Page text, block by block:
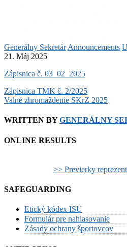
Generálny Sekretár Announcements
21. Máj 2025
Zápisnica č. 03_02_2025
Post
navigation
Zápisnica TMK č. 2/2025
Valné zhromaždenie SKrZ 2025
WRITTEN BYGENERÁLNY
ONLINE RESULTS
>> Previerky
SAFEGUARDING
Etický kódex ISU
Formulár pre nahlasovanie
Zásady ochrany športovcov